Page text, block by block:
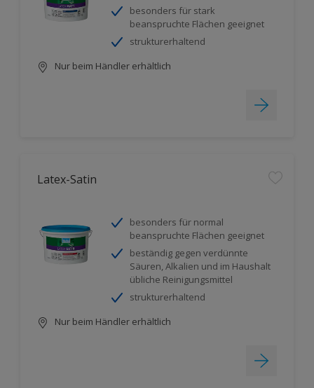
besonders für stark
beanspruchte Flächen geeignet
strukturerhaltend
Nur beim Händler erhältlich
Latex-Satin
besonders für normal
beanspruchte Flächen geeignet
beständig gegen verdünnte
Säuren, Alkalien und im Haushalt
übliche Reinigungsmittel
strukturerhaltend
Nur beim Händler erhältlich